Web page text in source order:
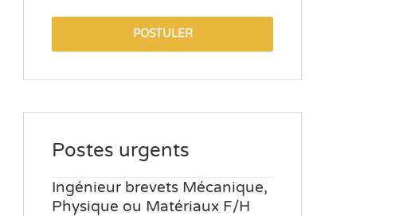
POSTULER
Postes urgents
Ingénieur brevets Mécanique,
Physique ou Matériaux F/H